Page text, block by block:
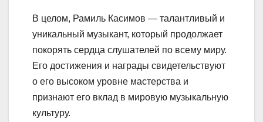
В целом, Рамиль Касимов — талантливый и
уникальный музыкант, который продолжает
покорять сердца слушателей по всему миру.
Его достижения и награды свидетельствуют
о его высоком уровне мастерства и
признают его вклад в мировую музыкальную
культуру.